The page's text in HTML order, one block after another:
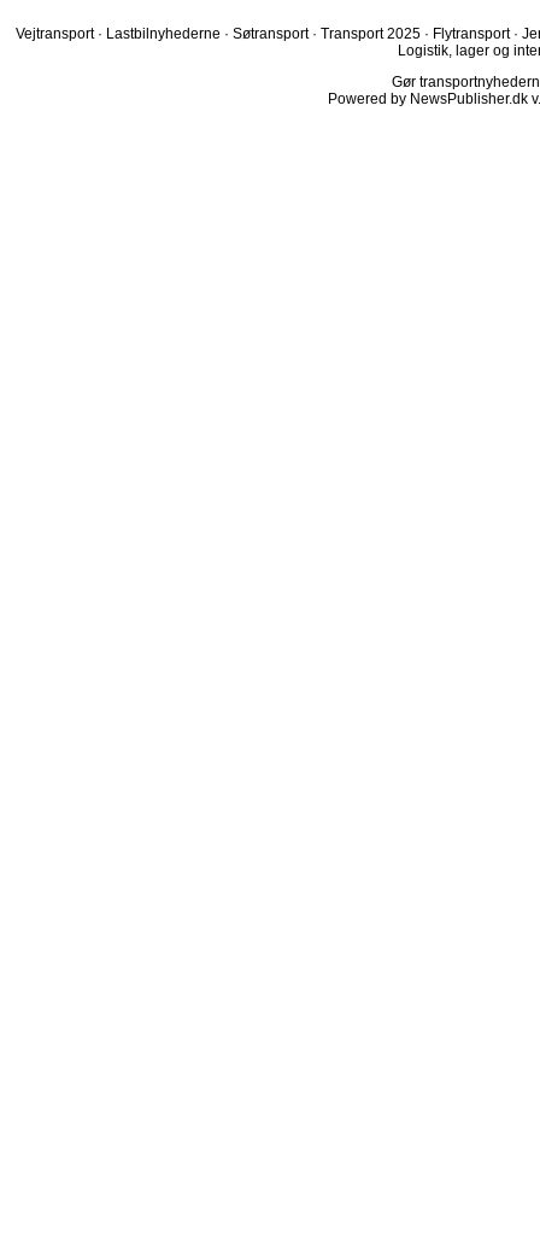
Vejtransport · Lastbilnyhederne · Søtransport · Transport 2025 · Flytransport ·
Logistik, lager og
Gør
Powered by NewsPublisher.dk